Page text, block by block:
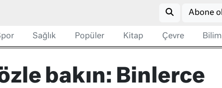
Abone ol
Sağlık Popüler Kitap Çevre Bilim
bakın: Binlerce